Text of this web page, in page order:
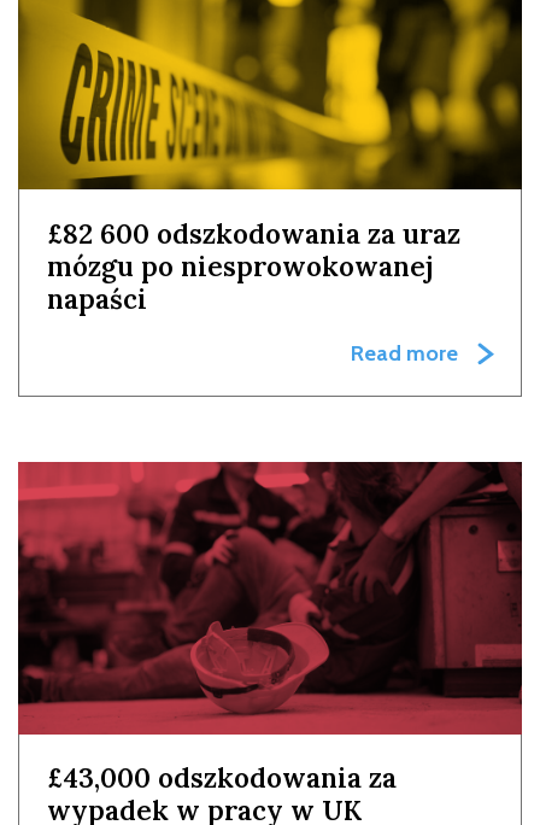
£82 600 odszkodowania za uraz
mózgu po niesprowokowanej
napaści
Read more
£43,000 odszkodowania za
wypadek w pracy w UK